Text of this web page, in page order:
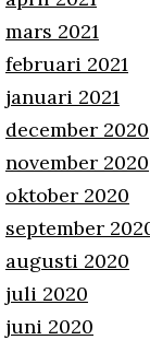
mars 2021
februari 2021
januari 2021
december 2020
november 2020
oktober 2020
september
augusti 2020
juli 2020
juni 2020